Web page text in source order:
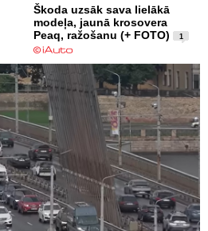
Škoda uzsāk sava lielākā
modeļa, jaunā krosovera
Peaq, ražošanu (+ FOTO)
1